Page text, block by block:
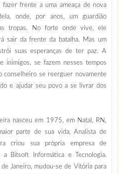
frente a uma ameaça de nova
onde, por anos, um guardião
tropas. No forte onde vive, ele
sair da frente da batalha. Mas um
suas esperanças de ter paz. A
inimigos, se fazem nesses tempos
conselheiro se reerguer novamente
e ajudar seu povo a se livrar dos
nasceu em 1975, em Natal, RN,
parte de sua vida. Analista de
criou sua própria empresa de
Bitsoft Informática e Tecnologia.
Janeiro, mudou-se de Vitória para